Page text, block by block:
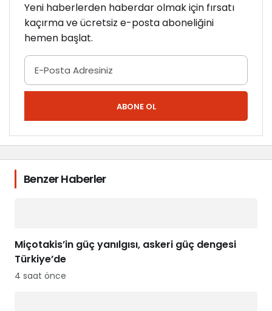
Yeni haberlerden haberdar olmak için fırsatı
kaçırma ve ücretsiz e-posta aboneliğini
hemen başlat.
ABONE OL
Benzer Haberler
Miçotakis’in güç yanılgısı, askeri güç dengesi
Türkiye’de
4 saat önce